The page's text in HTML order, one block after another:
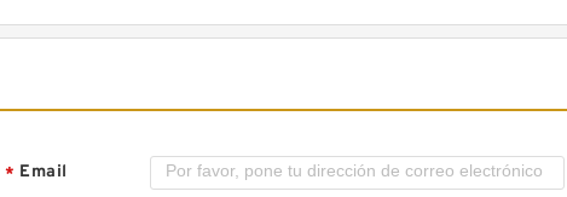
* Email